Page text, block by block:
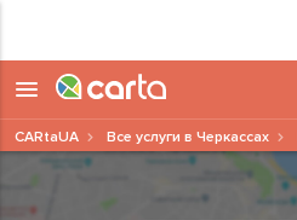
CARtaUA Все услуги в Черкассах